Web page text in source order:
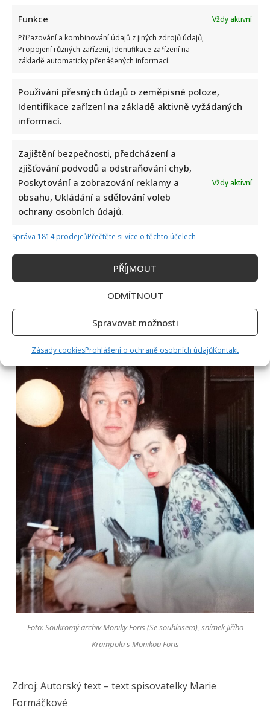
Funkce
Vždy aktivní
Přiřazování a kombinování údajů z jiných zdrojů údajů,
Propojení různých zařízení, Identifikace zařízení na
základě automaticky přenášených informací.
Používání přesných údajů o zeměpisné poloze,
Identifikace zařízení na základě aktivně vyžádaných
informací.
Zajištění bezpečnosti, předcházení a
zjišťování podvodů a odstraňování chyb,
Poskytování a zobrazování reklamy a
obsahu, Ukládání a sdělování voleb
ochrany osobních údajů.
Vždy aktivní
Správa 1814 prodejcůPřečtěte si více o těchto účelech
PŘÍJMOUT
ODMÍTNOUT
Spravovat možnosti
Zásady cookiesProhlášení o ochraně osobních údajůKontakt
Foto: Soukromý archiv Moniky Foris (Se souhlasem), snímek z čtvrté
svatby Jiřího Krampola
července, pět dní před svým definitivním odchodem. A
Monika Foris, která u toho byla, mi poskytla Jirkovy
svatební fotografie a jednu jejich společnou.
Foto: Soukromý archiv Moniky Foris (Se souhlasem), snímek Jiřího
Krampola s Monikou Foris
Zdroj: Autorský text – text spisovatelky Marie
Formáčkové